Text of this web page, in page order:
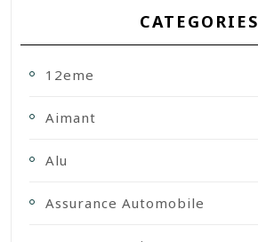
CATEGORIES
12eme
Aimant
Alu
Assurance Automobile